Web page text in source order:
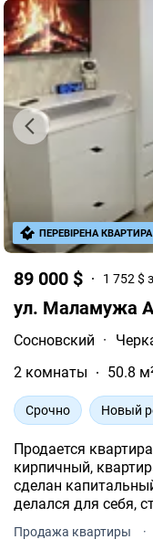
89 000 $ 1 752 $
ул. Маламужа
Сосновский ·
2 комнаты
50.8
Срочно Новый
Продается
кирпичный,
сделан
делался для себя,
замена проводки,
очень теплая зимой.
Продажа квартиры ·
ПЕРЕВІРЕНА КВАРТИРА